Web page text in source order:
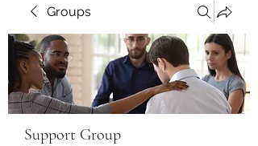
Groups
Support Group